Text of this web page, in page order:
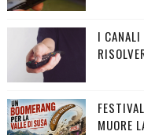
I CANALI
MUORE